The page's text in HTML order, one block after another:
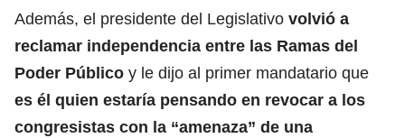
Además, el presidente del Legislativo volvió a
reclamar independencia entre las Ramas del
Poder Público y le dijo al primer mandatario que
es él quien estaría pensando en revocar a los
congresistas con la “amenaza” de una